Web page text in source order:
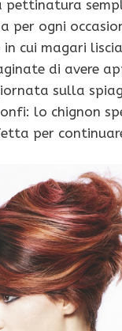
pettinatura
per ogni
cui magari
di avere
sulla
lo chignon
per